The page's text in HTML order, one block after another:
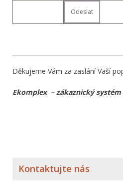
Děkujeme Vám za zaslání Vaší
Ekomplex – zákaznický
Kontaktujte nás